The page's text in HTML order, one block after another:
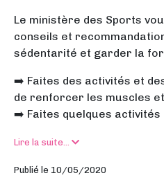
Le ministère des Sports
conseils et
sédentarité et garder la
➡️ Faites des activités et
de renforcer les muscles
➡️ Faites quelques activités
Lire la suite...
Publié le 10/05/2020